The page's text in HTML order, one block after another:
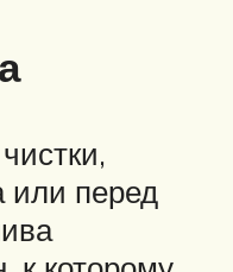
или перед